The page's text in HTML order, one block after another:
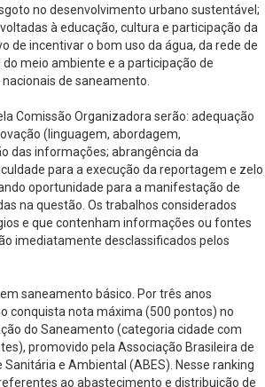
no desenvolvimento urbano sustentável;
à educação, cultura e participação da
de incentivar o bom uso da água, da rede de
meio ambiente e a participação de
de saneamento.
Comissão Organizadora serão: adequação
(linguagem, abordagem,
das informações; abrangência da
para a execução da reportagem e zelo
oportunidade para a manifestação de
na questão. Os trabalhos considerados
e que contenham informações ou fontes
imediatamente desclassificados pelos
saneamento básico. Por três anos
conquista nota máxima (500 pontos) no
do Saneamento (categoria cidade com
promovido pela Associação Brasileira de
e Ambiental (ABES). Nesse ranking
ao abastecimento e distribuição de